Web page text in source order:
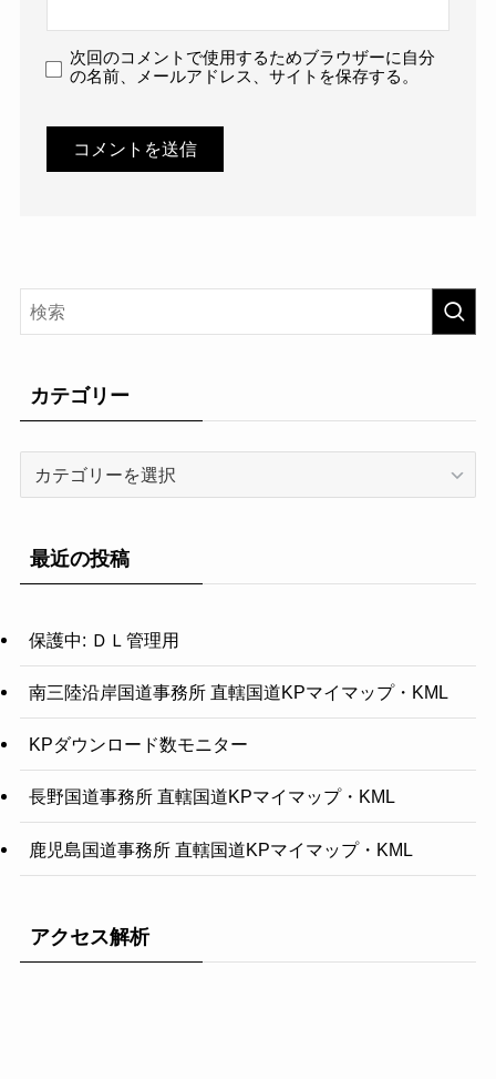
次回のコメントで使用するためブラウザーに自分
の名前、メールアドレス、サイトを保存する。
カテゴリー
リ
最近の投稿
保護中: ＤＬ管理用
南三陸沿岸国道事務所 直轄国道KPマイマップ・KML
KPダウンロード数モニター
長野国道事務所 直轄国道KPマイマップ・KML
鹿児島国道事務所 直轄国道KPマイマップ・KML
アクセス解析